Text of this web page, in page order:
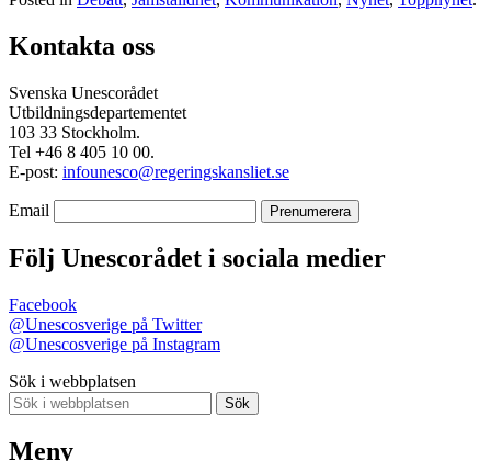
LinkedIn
Kontakta oss
Svenska Unescorådet
Utbildningsdepartementet
103 33 Stockholm.
Tel +46 8 405 10 00.
E-post: infounesco@regeringskansliet.se
Email
Följ Unescorådet i sociala medier
Facebook
@Unescosverige på Twitter
@Unescosverige på Instagram
Sök i webbplatsen
Sök
Meny